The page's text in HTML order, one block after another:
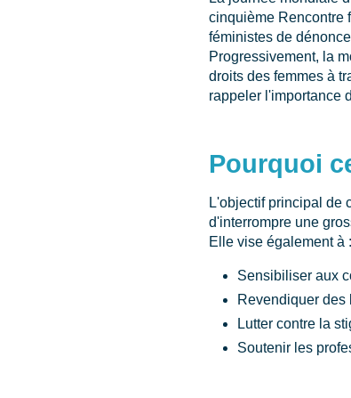
cinquième Rencontre
féministes de
Progressivement, la
droits des femmes à
rappeler l'importance
Pourquoi
L'objectif principal de
d'interrompre une
Elle vise également à :
Sensibiliser aux
Revendiquer des
Lutter contre la
Soutenir les